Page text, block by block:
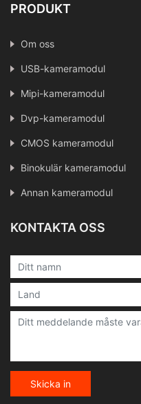
PRODUKT
Om oss
USB-kameramodul
Mipi-kameramodul
Dvp-kameramodul
CMOS kameramodul
Binokulär kameramodul
Annan kameramodul
KONTAKTA OSS
Skicka in